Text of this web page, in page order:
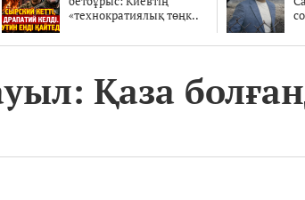
«технократиялық төңк..
Қаза